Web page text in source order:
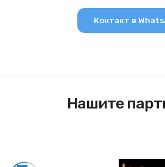
Контакт в
Нашите